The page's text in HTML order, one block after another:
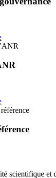
scientifique et